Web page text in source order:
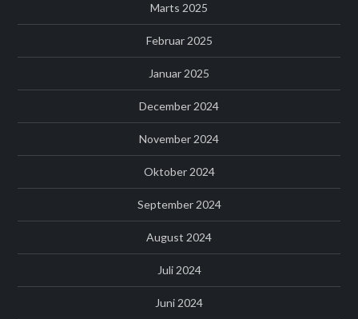
Marts 2025
Februar 2025
Januar 2025
December 2024
November 2024
Oktober 2024
September 2024
August 2024
Juli 2024
Juni 2024